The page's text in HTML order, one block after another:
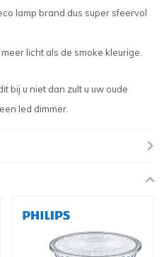
lamp brand dus super sfeervol
licht als de smoke kleurige.
bij u niet dan zult u uw oude
led dimmer.